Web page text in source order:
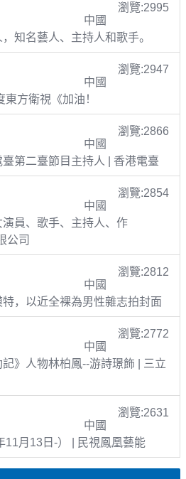
瀏覽:2995
中國
知名藝人、主持人和歌手。
瀏覽:2947
中國
方衛視《加油！
瀏覽:2866
中國
第二臺節目主持人 | 香港電臺
瀏覽:2854
中國
員、歌手、主持人、作
公司
瀏覽:2812
中國
，以近全裸為男性雜志拍封面
瀏覽:2772
中國
》人物林柏鳳--游詩璟飾 | 三立
瀏覽:2631
中國
11月13日-） | 民視鳳凰藝能